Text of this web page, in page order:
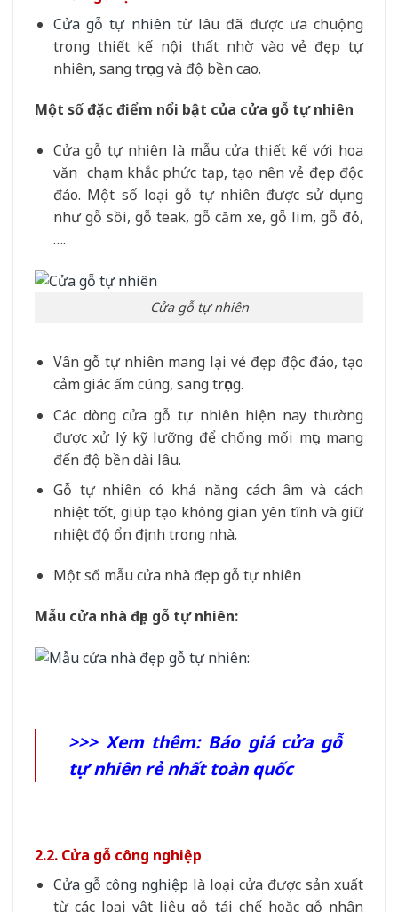
Cửa gỗ tự nhiêntừ lâu đã được ưa chuộng
trong thiết kế nội thất nhờ vào vẻ đẹp tự
nhiên, sang trọng và độ bền cao.
Một số đặc điểm nổi bật của cửa gỗ tự nhiên
Cửa gỗ tự nhiên là mẫu cửa thiết kế với hoa
văn chạm khắc phức tạp, tạo nên vẻ đẹp độc
đáo. Một số loại gỗ tự nhiên được sử dụng
như gỗ sồi, gỗ teak, gỗ căm xe, gỗ lim, gỗ đỏ,
….
Cửa gỗ tự nhiên
Vân gỗ tự nhiên mang lại vẻ đẹp độc đáo, tạo
cảm giác ấm cúng, sang trọng.
Các dòng cửa gỗ tự nhiên hiện nay thường
được xử lý kỹ lưỡng để chống mối mọt, mang
đến độ bền dài lâu.
Gỗ tự nhiên có khả năng cách âm và cách
nhiệt tốt, giúp tạo không gian yên tĩnh và giữ
nhiệt độ ổn định trong nhà.
Một số mẫu cửa nhà đẹp gỗ tự nhiên
Mẫu cửa nhà đẹp gỗ tự nhiên:
>>> Xem thêm: Báo giá cửa gỗ
tự nhiên rẻ nhất toàn quốc
2.2. Cửa gỗ công nghiệp
Cửa gỗ công nghiệp là loại cửa được sản xuất
từ các loại vật liệu gỗ tái chế hoặc gỗ nhân